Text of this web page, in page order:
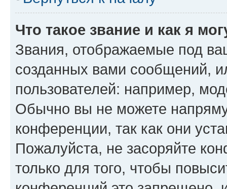
Что такое звание и как я
Звания, отображаемые под
созданных вами сообщений,
пользователей: например,
Обычно вы не можете
конференции, так как они
Пожалуйста, не засоряйте
только для того, чтобы